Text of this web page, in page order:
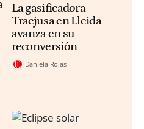
La gasificadora
Tracjusa en Lleida
avanza en su
reconversión
Daniela Rojas